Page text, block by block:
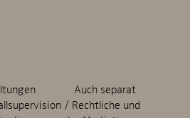
Auch separat
/ Rechtliche und